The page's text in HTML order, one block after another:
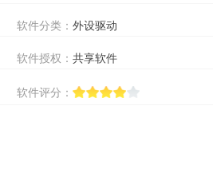
软件分类： 外设驱动
软件授权： 共享软件
软件评分：